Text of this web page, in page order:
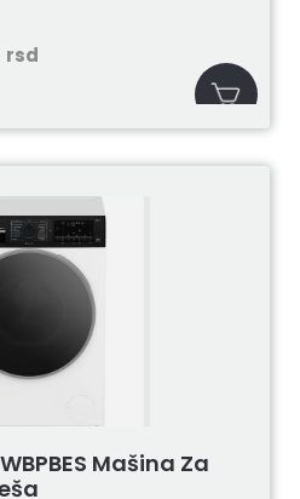
rsd
Mašina Za